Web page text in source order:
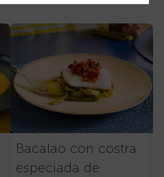
Bacalao con costra
especiada de